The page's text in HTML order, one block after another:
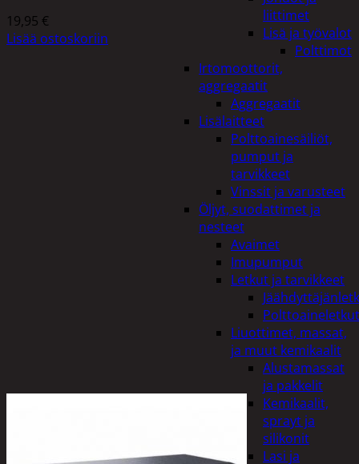
liittimet
Lisä ja työvalot
Polttimot
Irtomoottorit,
aggregaatit
Aggregaatit
Lisälaitteet
Polttoainesäiliöt,
pumput ja
tarvikkeet
Vinssit ja varusteet
Öljyt, suodattimet ja
nesteet
Avaimet
Imupumput
Letkut ja tarvikkeet
Polttoaineletkut
Liuottimet, massat,
ja muut kemikaalit
Alustamassat
ja pakkelit
Kemikaalit,
sprayt ja
silikonit
Lasi ja
19,95 €
Lisää ostoskoriin